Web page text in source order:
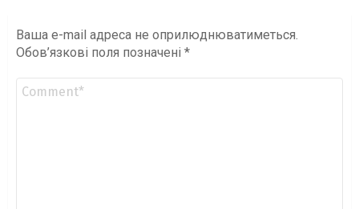
Ваша e-mail адреса не оприлюднюватиметься.
Обов’язкові поля позначені *